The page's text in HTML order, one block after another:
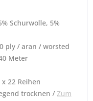
Schurwolle, 5%
ply / aran / worsted
Meter
22 Reihen
trocknen / Zum